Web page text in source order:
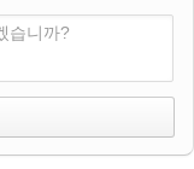
습니까?